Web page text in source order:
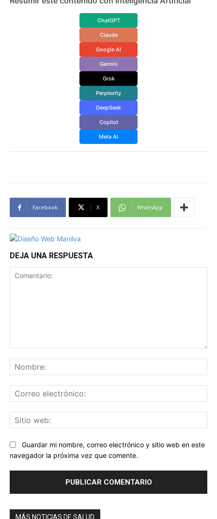
ChatGPT
Claude
Google AI
Gemini
Grok
Perplexity
DeepSeek
Copilot
Meta AI
Facebook X WhatsApp
DEJA UNA RESPUESTA
Guardar mi nombre, correo electrónico y sitio web en este
navegador la próxima vez que comente.
MÁS NOTICIAS DE SALUD